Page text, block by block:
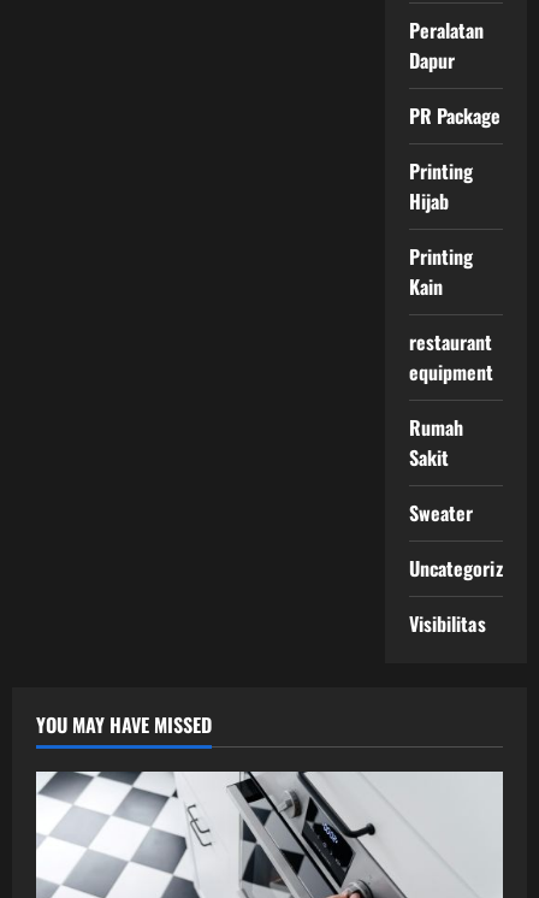
Peralatan
Dapur
PR Package
Printing
Hijab
Printing
Kain
restaurant
equipment
Rumah
Sakit
Sweater
Uncategorized
Visibilitas
YOU MAY HAVE MISSED